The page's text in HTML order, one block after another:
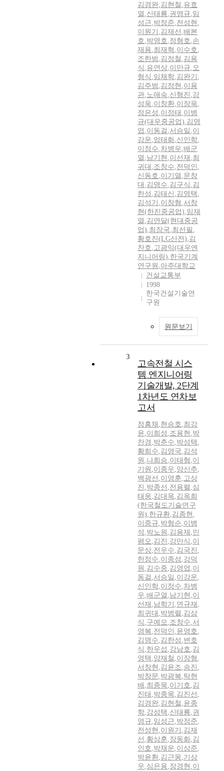
김경완,김현철 ,유효
열 ,신태룡,권영규,임
성근,박정준,전성현 ,
이원기 ,김재선 ,배본
호,박영호,정형호,손
재용,최재혁 ,이수호,
조한범 ,김정철 ,김용
식 ,유연상,이만규,오
형식 ,임채학,김완기 ,
김주범 ,김정현 ,이용
관,노애숙,신형진 ,강
성욱,이창환,이장욱,
정은성 ,이정태 ,이병
규(대우중공업),김영
엽 ,이동걸 ,서승일 ,이
강운,엄태화,신인학,
이정수,차병우,배군
열 ,남기현 ,이선재 ,최
귀대 ,조창수,전덕인 ,
신동호,이기열 ,문창
대 ,김명수,김구식 ,김
한성 ,김태신 ,김영택 ,
김석기 ,이창형 ,서창
현(한진중공업),임재
열 ,김연달(현대중공
업),최장국,최선필 ,
황호진(LG산전),김
찬호,고광익(대우엔
지니어링),한국기계
연구원 ,아주대학교
건설교통부
1998
한국건설기술연
구원
원문보기
3
고속전철 시스
템 엔지니어링
기술개발, 2단계
1차년도 연차보
고서
정흥채 ,현승호,최강
윤,이희성 ,조용현 ,박
찬경 ,박춘수,박성택 ,
황희수,김영국,김석
원 ,나희승,이태형 ,이
기원 ,이종우,양신추,
백광선 ,이영훈,고상
진 ,박종선 ,전용렬 ,심
태웅,김대욱,김옥희
(한국철도기술연구
원),한규환,김종현 ,
이중규,박형순,이병
석 ,박노원 ,김용재 ,민
평오,김진 ,강만식 ,이
문상,전우수,김국진 ,
한정수,이종성 ,강덕
원 ,김수중,김영엽 ,이
동걸 ,서승일 ,이강운,
신인학,이정수,차병
우,배군열 ,남기현 ,이
선재 ,남학기 ,연규재 ,
최귀대 ,박병렬 ,김삼
식 ,구예모,조창수,서
영복,전덕인 ,윤영호,
김명수,김한성 ,변호
식 ,한우섭 ,강남호,김
영택 ,양재철 ,이장형 ,
서창현 ,김윤조,송진 ,
박창문,박광복,탁현
배 ,최종묵,이기호,김
진태 ,박종목,김진선 ,
김경완,김현철 ,윤종
학,강성택 ,신태룡,권
영규,임성근,박정준,
전성현 ,이원기 ,김재
선 ,황상훈,장동화,김
인호,박채운,이상준,
박윤환,김근몽,기상
우,심은용,장경현 ,이